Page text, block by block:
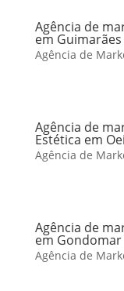
Agência de
em Guimarães
Agência de
Agência de
Estética em
Agência de
Agência de
em Gondomar
Agência de